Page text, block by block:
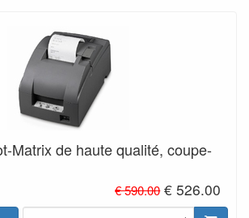
Matrix de haute qualité, coupe-
€ 590.00 € 526.00